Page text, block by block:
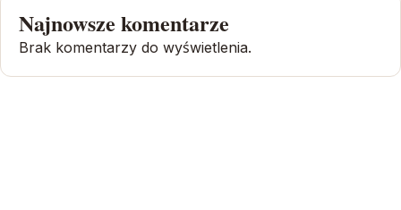
Najnowsze komentarze
Brak komentarzy do wyświetlenia.